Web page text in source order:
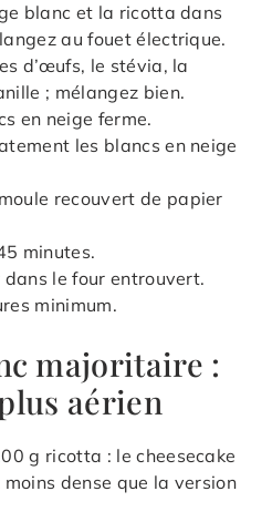
blanc et la ricotta dans
au fouet électrique.
d’œufs, le stévia, la
; mélangez bien.
en neige ferme.
les blancs en neige
recouvert de papier
minutes.
le four entrouvert.
minimum.
majoritaire :
aérien
g ricotta : le cheesecake
dense que la version